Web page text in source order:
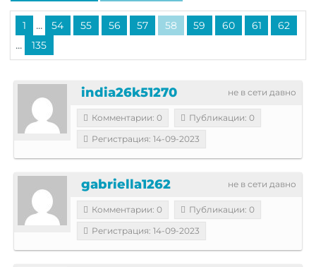
1 ... 54 55 56 57 58 59 60 61 62
... 135
не в сети давно
india26k51270
Комментарии: 0
Публикации: 0
Регистрация: 14-09-2023
не в сети давно
gabriella1262
Комментарии: 0
Публикации: 0
Регистрация: 14-09-2023